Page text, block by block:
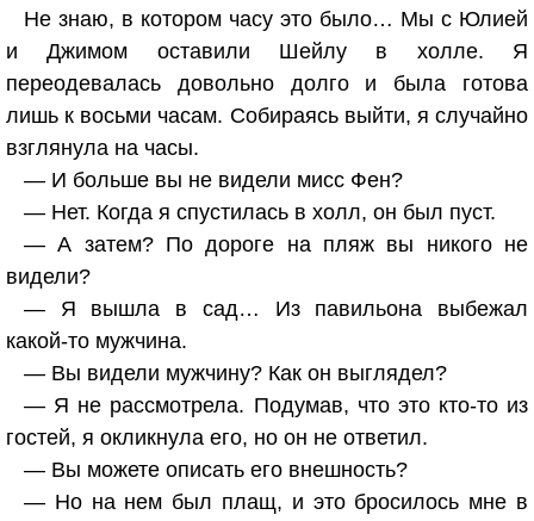
Не знаю, в котором часу это было… Мы с Юлией
и Джимом оставили Шейлу в холле. Я
переодевалась довольно долго и была готова
лишь к восьми часам. Собираясь выйти, я случайно
взглянула на часы.
— И больше вы не видели мисс Фен?
— Нет. Когда я спустилась в холл, он был пуст.
— А затем? По дороге на пляж вы никого не
видели?
— Я вышла в сад… Из павильона выбежал
какой-то мужчина.
— Вы видели мужчину? Как он выглядел?
— Я не рассмотрела. Подумав, что это кто-то из
гостей, я окликнула его, но он не ответил.
— Вы можете описать его внешность?
— Но на нем был плащ, и это бросилось мне в